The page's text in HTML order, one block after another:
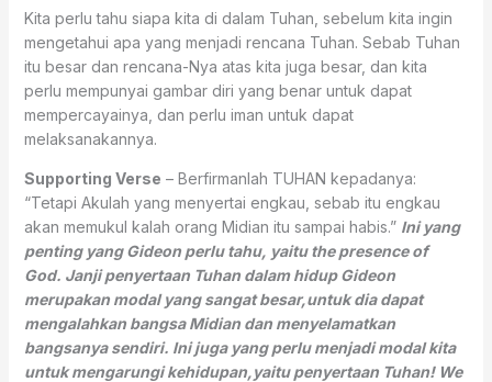
Kita perlu tahu siapa kita di dalam Tuhan, sebelum kita ingin
mengetahui apa yang menjadi rencana Tuhan. Sebab Tuhan
itu besar dan rencana-Nya atas kita juga besar, dan kita
perlu mempunyai gambar diri yang benar untuk dapat
mempercayainya, dan perlu iman untuk dapat
melaksanakannya.
Supporting Verse – Berfirmanlah TUHAN kepadanya:
“Tetapi Akulah yang menyertai engkau, sebab itu engkau
akan memukul kalah orang Midian itu sampai habis.” Ini yang
penting yang Gideon perlu tahu, yaitu the presence of
God. Janji penyertaan Tuhan dalam hidup Gideon
merupakan modal yang sangat besar,untuk dia dapat
mengalahkan bangsa Midian dan menyelamatkan
bangsanya sendiri. Ini juga yang perlu menjadi modal kita
untuk mengarungi kehidupan,yaitu penyertaan Tuhan! We